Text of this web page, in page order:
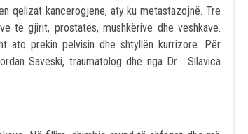
qelizat kancerogjene, aty ku metastazojnë. Tre
të gjirit, prostatës, mushkërive dhe veshkave.
ato prekin pelvisin dhe shtyllën kurrizore. Për
Saveski, traumatolog dhe nga Dr. Sllavica